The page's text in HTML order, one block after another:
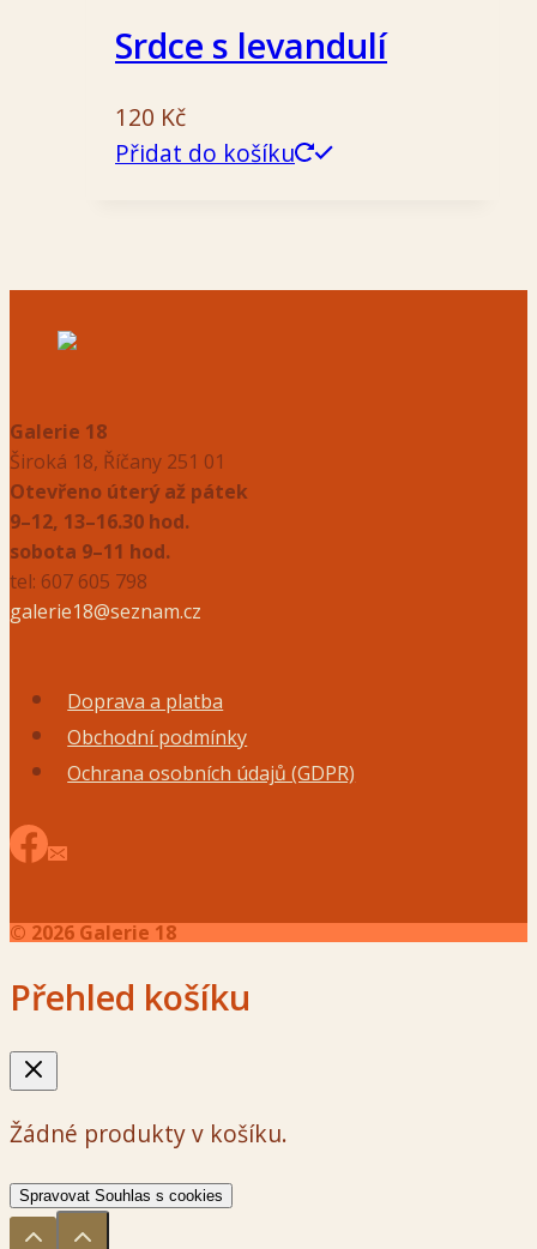
Srdce s levandulí
120 Kč
Přidat do košíku
Galerie 18
Široká 18, Říčany 251 01
Otevřeno úterý až pátek
9–12, 13–16.30 hod.
sobota 9–11 hod.
tel: 607 605 798
galerie18@seznam.cz
Doprava a platba
Obchodní podmínky
Ochrana osobních údajů (GDPR)
© 2026 Galerie 18
Přehled košíku
Žádné produkty v košíku.
Spravovat Souhlas s cookies